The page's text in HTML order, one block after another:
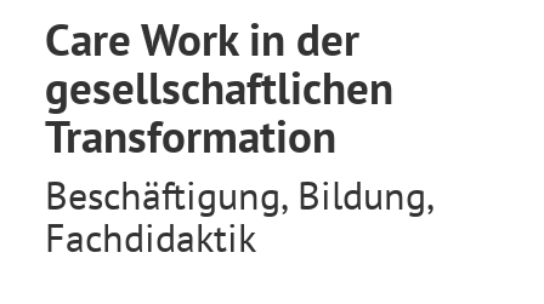
Care Work in der
gesellschaftlichen
Transformation
Beschäftigung, Bildung,
Fachdidaktik